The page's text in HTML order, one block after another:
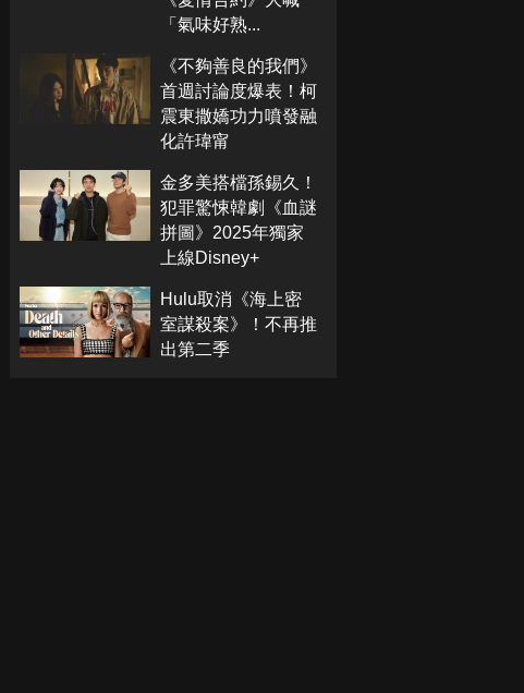
「氣味好熟...
《不夠善良的我們》
首週討論度爆表！柯
震東撒嬌功力噴發融
化許瑋甯
金多美搭檔孫錫久！
犯罪驚悚韓劇《血謎
拼圖》2025年獨家
上線Disney+
Hulu取消《海上密
室謀殺案》！不再推
出第二季